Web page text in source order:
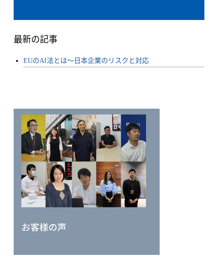
最新の記事
EUのAI法とは〜日本企業のリスクと対応